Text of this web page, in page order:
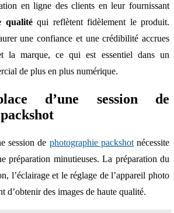
en ligne des clients en leur fournissant
qualitéqui reflètent fidèlement le produit.
une confiance et une crédibilité accrues
la marque, ce qui est essentiel dans un
de plus en plus numérique.
d’une session de
session de photographie packshotnécessite
préparation minutieuses. La préparation du
l’éclairage et le réglage de l’appareil photo
d’obtenir des images de haute qualité.